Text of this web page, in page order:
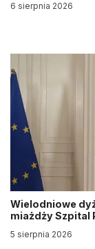
6 sierpnia 2026
Wielodniowe
miażdży Szpital
5 sierpnia 2026